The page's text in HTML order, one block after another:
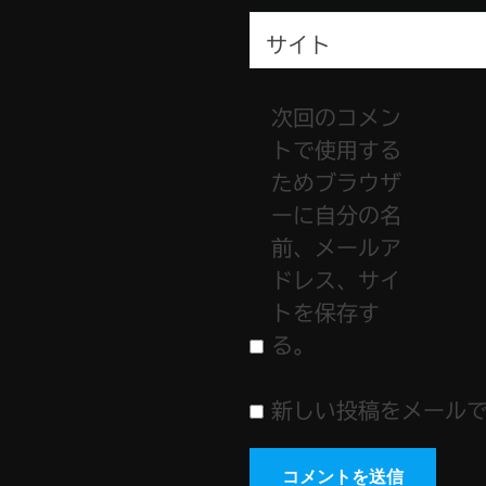
サイト
次回のコメン
トで使用する
ためブラウザ
ーに自分の名
前、メールア
ドレス、サイ
トを保存す
る。
新しい投稿をメール